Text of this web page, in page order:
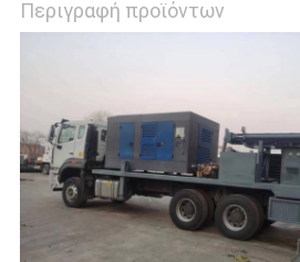
Περιγραφή προϊόντων